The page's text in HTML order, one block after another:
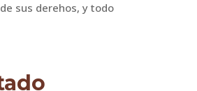
sus derehos, y todo